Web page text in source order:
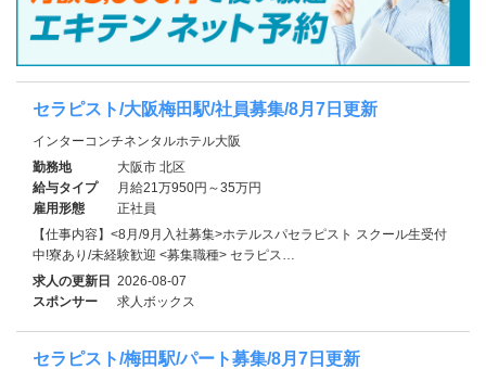
セラピスト/大阪梅田駅/社員募集/8月7日更新
インターコンチネンタルホテル大阪
勤務地
大阪市 北区
給与タイプ
月給21万950円～35万円
雇用形態
正社員
【仕事内容】<8月/9月入社募集>ホテルスパセラピスト スクール生受付
中!寮あり/未経験歓迎 <募集職種> セラピス…
求人の更新日 2026-08-07
スポンサー
求人ボックス
セラピスト/梅田駅/パート募集/8月7日更新